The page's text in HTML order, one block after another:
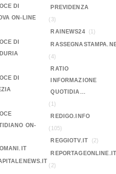
DI
ON-LINE
DI
DI
ON-
PREVIDENZA
(3)
RAINEWS24
(1)
(4)
RATIO
INFORMAZIONE
QUOTIDIA...
(1)
REDIGO.INFO
(105)
REGGIOTV.IT
(2)
REPORTAGEONLINE.IT
(2)